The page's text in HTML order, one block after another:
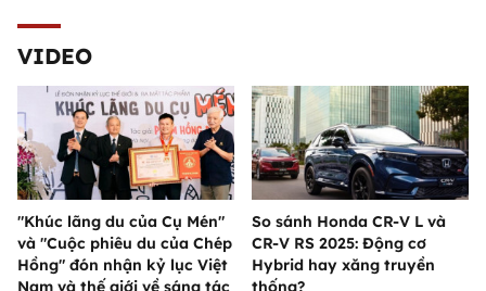
VIDEO
"Khúc lãng du của Cụ Mén"
và "Cuộc phiêu du của Chép
Hồng" đón nhận kỷ lục Việt
Nam và thế giới về sáng tác
So sánh Honda CR-V L và
CR-V RS 2025: Động cơ
Hybrid hay xăng truyền
thống?